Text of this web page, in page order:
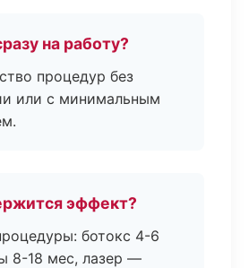
на работу?
процедур без
или с минимальным
эффект?
ботокс 4-6
8-18 мес, лазер —